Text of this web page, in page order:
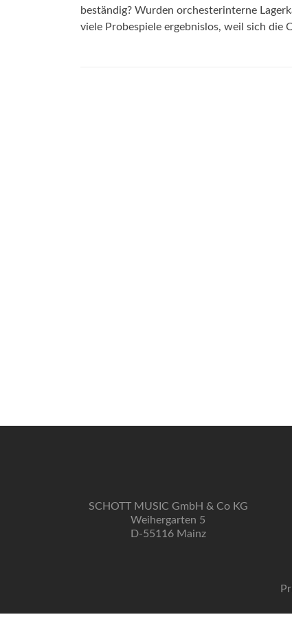
beständig? Wurden orchesterinterne
viele Probespiele ergebnislos, weil sich die
SCHOTT MUSIC GmbH & Co KG
Weihergarten 5
D-55116 Mainz